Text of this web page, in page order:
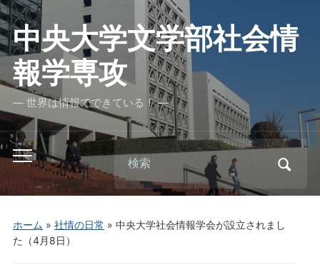
中央大学文学部社会情
報学専攻
― 世界は情報でできている！ ―
Toggle
mobile
menu
Search
for:
ホーム » 社情の日常 » 中央大学社会情報学会が設立されまし
た（4月8日）